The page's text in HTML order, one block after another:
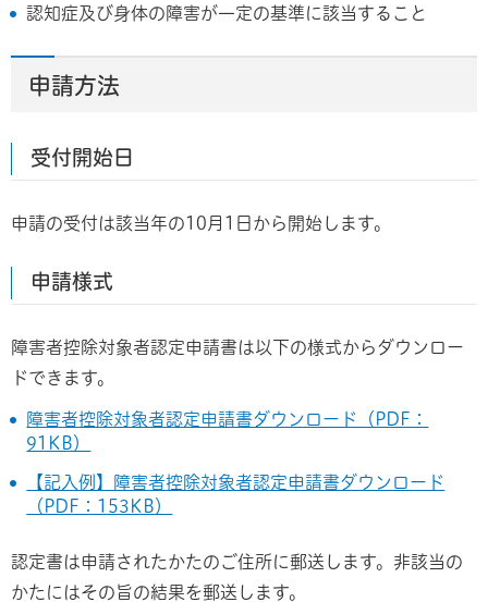
認知症及び身体の障害が一定の基準に該当すること
申請方法
受付開始日
申請の受付は該当年の10月1日から開始します。
申請様式
障害者控除対象者認定申請書は以下の様式からダウンロー
ドできます。
障害者控除対象者認定申請書ダウンロード（PDF：
91KB）
【記入例】障害者控除対象者認定申請書ダウンロード
（PDF：153KB）
認定書は申請されたかたのご住所に郵送します。非該当の
かたにはその旨の結果を郵送します。